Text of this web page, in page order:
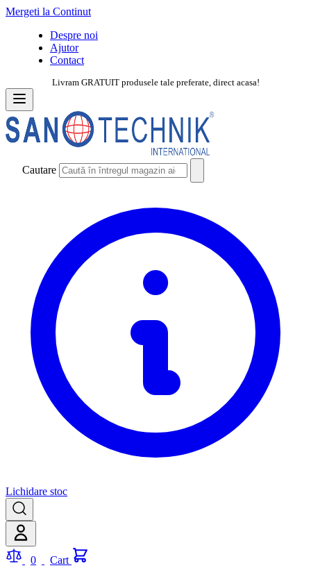
Mergeti la Continut
Despre noi
Ajutor
Contact
Livram GRATUIT produsele tale preferate, direct acasa!
Cautare
Lichidare stoc
0
Cart